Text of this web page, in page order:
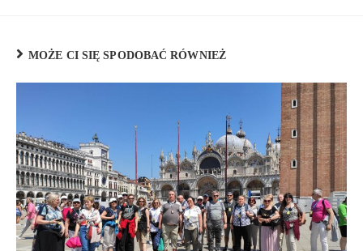
MOŻE CI SIĘ SPODOBAĆ RÓWNIEŻ